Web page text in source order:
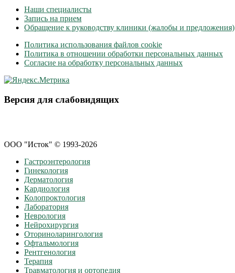
Наши специалисты
Запись на прием
Обращение к руководству клиники (жалобы и предложения)
Политика использования файлов cookie
Политика в отношении обработки персональных данных
Согласие на обработку персональных данных
Версия для слабовидящих
ООО "Исток" © 1993-2026
Гастроэнтерология
Гинекология
Дерматология
Кардиология
Колопроктология
Лаборатория
Неврология
Нейрохирургия
Оториноларингология
Офтальмология
Рентгенология
Терапия
Травматология и ортопедия